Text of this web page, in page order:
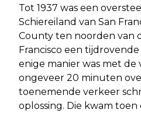
Tot 1937 was een
Schiereiland van San
County ten noorden van
Francisco een
enige manier was met de
ongeveer 20 minuten
toenemende verkeer
oplossing. Die kwam toen